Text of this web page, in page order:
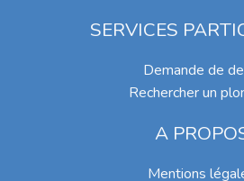
SERVICES
Demande de
Rechercher un
A
Mentions